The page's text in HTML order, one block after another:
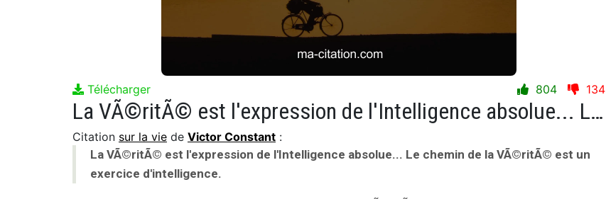
Télécharger 804 134
La VÃ©ritÃ© est l'expression de l'Intelligence absolue... Le chemin de la VÃ©ritÃ© est un exercice d'intelligence.
Citation sur la vie de Victor Constant :
La VÃ©ritÃ© est l'expression de l'Intelligence absolue... Le chemin de la VÃ©ritÃ© est un
exercice d'intelligence.